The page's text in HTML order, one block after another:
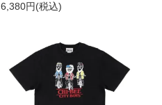
6,380円(税込)